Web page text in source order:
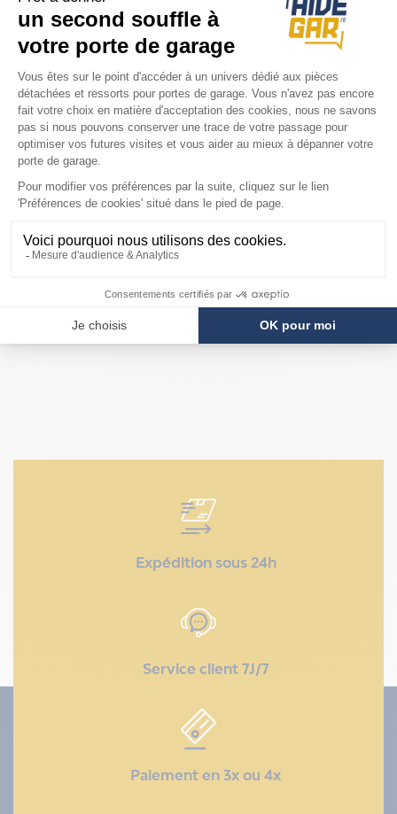
Installation rapide et facile
Nous sommes làpour vous
Votre technicien vous guide par téléphone
pour réparer à distance au :
03 62 02 10 33
Expédition sous 24h
Service client 7J/7
Paiement en 3x ou 4x